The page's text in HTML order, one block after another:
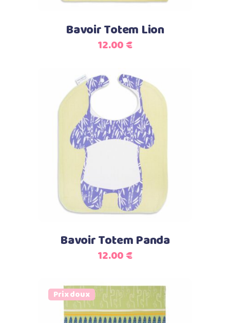
Bavoir Totem Lion
12.00€
Select options
Bavoir Totem Panda
12.00€
Prix doux